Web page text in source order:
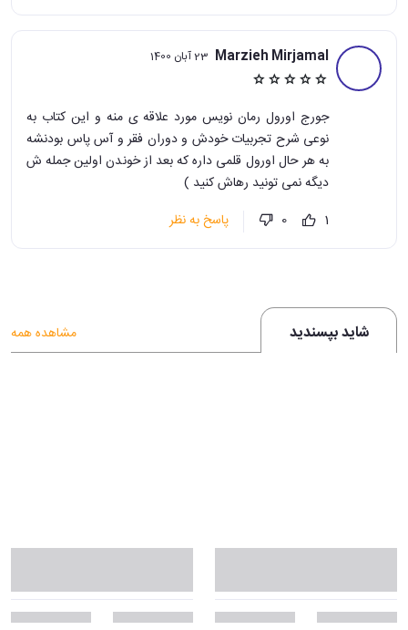
Marzieh Mirjamal 23 آبان 1400
جورج اورول رمان نویس مورد علاقه ی منه و این کتاب به
نوعی شرح تجربیات خودش و دوران فقر و آس پاس بودنشه
به هر حال اورول قلمی داره که بعد از خوندن اولین جمله ش
دیگه نمی تونید رهاش کنید )
1
0 پاسخ به نظر
شاید بپسندید مشاهده همه